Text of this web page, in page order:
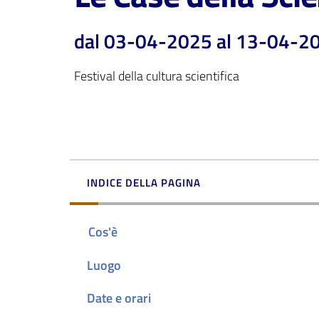
dal 03-04-2025 al 13-04-
Festival della cultura scientifica
INDICE DELLA PAGINA
Cos'è
Luogo
Date e orari